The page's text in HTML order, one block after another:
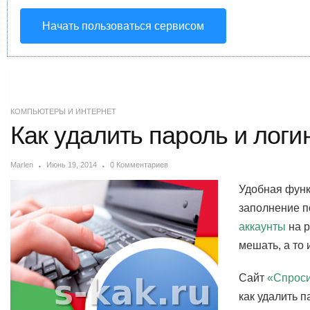
Начать пользоваться сервисом
КОМПЬЮТЕРЫ И ИНТЕРНЕТ
Как удалить пароль и
Marlen Июнь 19, 2014 0 Комментариев
Удобная
заполнение
аккаунты на
мешать, а то
Сайт
как удалить